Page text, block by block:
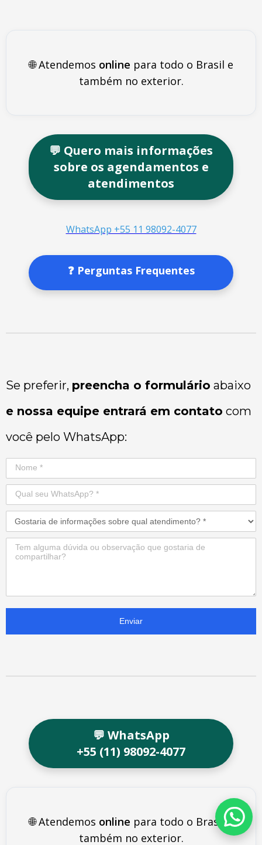
🌐 Atendemos online para todo o Brasil e
também no exterior.
💬 Quero mais informações
sobre os agendamentos e
atendimentos
WhatsApp +55 11 98092-4077
❓ Perguntas Frequentes
Se preferir, preencha o formulário abaixo
e nossa equipe entrará em contato com
você pelo WhatsApp:
Enviar
💬 WhatsApp
+55 (11) 98092-4077
🌐 Atendemos online para todo o Brasil e
também no exterior.